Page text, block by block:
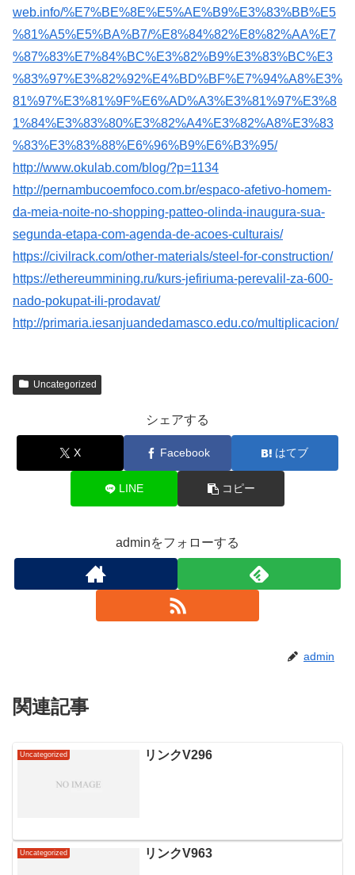
web.info/%E7%BE%8E%E5%AE%B9%E3%83%BB%E5
%81%A5%E5%BA%B7/%E8%84%82%E8%82%AA%E7
%87%83%E7%84%BC%E3%82%B9%E3%83%BC%E3
%83%97%E3%82%92%E4%BD%BF%E7%94%A8%E3%
81%97%E3%81%9F%E6%AD%A3%E3%81%97%E3%8
1%84%E3%83%80%E3%82%A4%E3%82%A8%E3%83
%83%E3%83%88%E6%96%B9%E6%B3%95/
http://www.okulab.com/blog/?p=1134
http://pernambucoemfoco.com.br/espaco-afetivo-homem-
da-meia-noite-no-shopping-patteo-olinda-inaugura-sua-
segunda-etapa-com-agenda-de-acoes-culturais/
https://civilrack.com/other-materials/steel-for-construction/
https://ethereummining.ru/kurs-jefiriuma-perevalil-za-600-
nado-pokupat-ili-prodavat/
http://primaria.iesanjuandedamasco.edu.co/multiplicacion/
Uncategorized
シェアする
X Facebook はてブ
LINE コピー
adminをフォローする
admin
関連記事
Uncategorized リンクV296
Uncategorized リンクV963